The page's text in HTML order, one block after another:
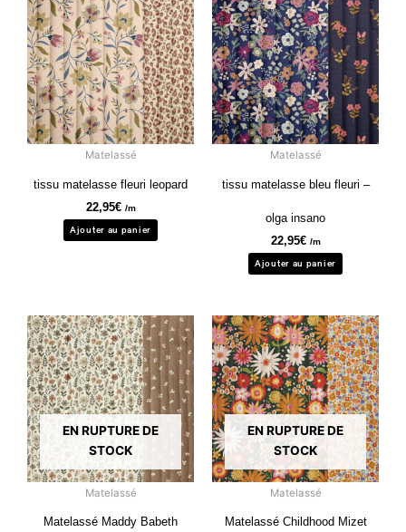
Matelassé
tissu matelasse fleuri leopard
22,95€ /m
Ajouter au panier
Matelassé
tissu matelasse bleu fleuri –
olga insano
22,95€ /m
Ajouter au panier
EN RUPTURE DE
STOCK
Matelassé
Matelassé Maddy Babeth
EN RUPTURE DE
STOCK
Matelassé
Matelassé Childhood Mizet